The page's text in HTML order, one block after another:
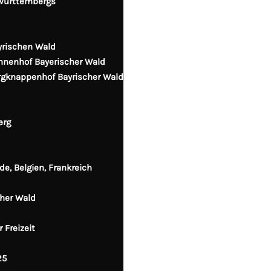
Wald
Bayerischer Wald
Bayrischer Wald
Belgien, Frankreich
Wald
Freizeit